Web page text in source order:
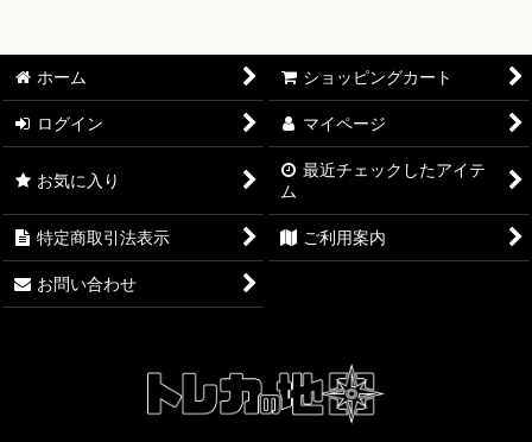
【ワンピースカード】ブースターパック 決戦の刻【OP-16】
【ワンピースカード】ブースターパック 神の島の冒険【OP-
15】
【ワンピースカード】エクストラブースター EGGHEAD
CRISIS【EB-04】
【ワンピースカード】ブースターパック 蒼海の七傑【OP-14】
【ワンピースカード】ブースターパック 受け継がれる意志
ホーム ショッピングカート
ログイン マイページ
お気に入り
最近チェックしたアイテ
ム
特定商取引法表示 ご利用案内
お問い合わせ